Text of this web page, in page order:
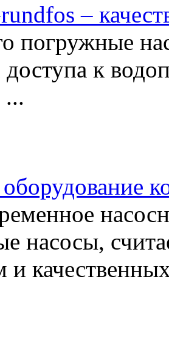
–
погружные
к
насосы,